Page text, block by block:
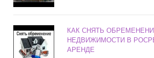
КАК СНЯТЬ
НЕДВИЖИМОСТИ В
АРЕНДЕ